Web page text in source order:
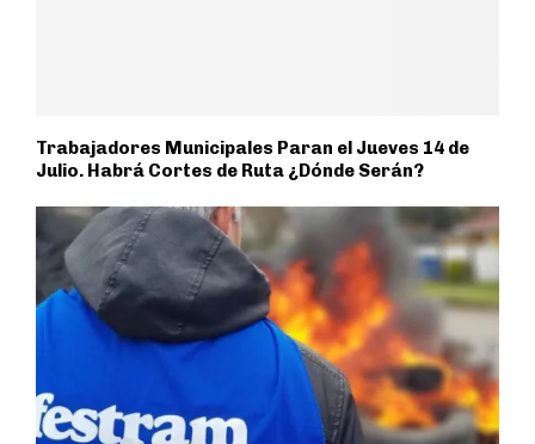
Trabajadores Municipales Paran el Jueves 14 de
Julio. Habrá Cortes de Ruta ¿Dónde Serán?